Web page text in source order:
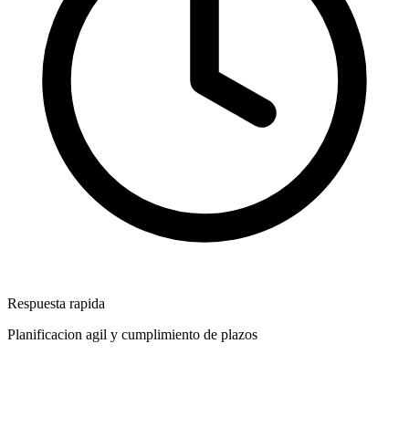
Respuesta rapida
Planificacion agil y cumplimiento de plazos